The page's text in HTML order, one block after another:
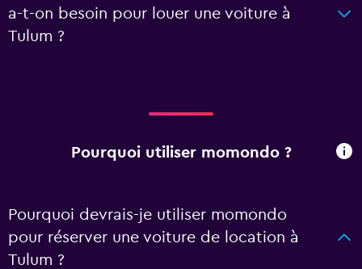
a-t-on besoin pour louer une voiture à
Tulum ?
Pourquoi utiliser momondo ?
Pourquoi devrais-je utiliser momondo
pour réserver une voiture de location à
Tulum ?